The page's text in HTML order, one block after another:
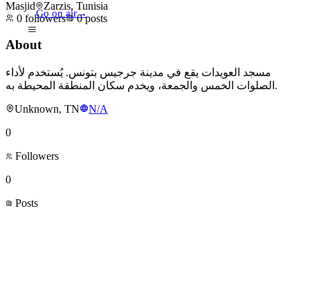
Go on air→
Masjid
Zarzis, Tunisia
0 followers 0 posts
About
مسجد العويدات يقع في مدينة جرجيس بتونس. يُستخدم لأداء
الصلوات الخمس والجمعة، ويخدم سكان المنطقة المحيطة به.
Unknown, TN
N/A
0
Followers
0
Posts